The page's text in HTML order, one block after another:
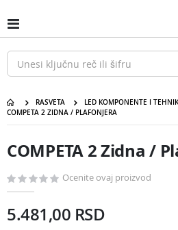
na
sadržaj
Uključi
/
isključi
Nav
RASVETA LED KOMPONENTE I
COMPETA 2 ZIDNA / PLAFONJERA
kraj
galerije
COMPETA 2 Zidna /
početak
galerije
COMPETA 2 Zidna /
Ocenite ovaj proizvod
5.481,00 RSD